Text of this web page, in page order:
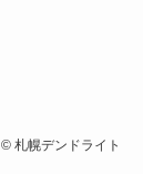
© 札幌デンドライト